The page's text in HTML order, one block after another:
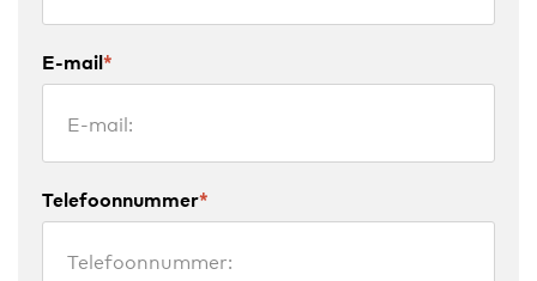
E-mail*
Telefoonnummer*